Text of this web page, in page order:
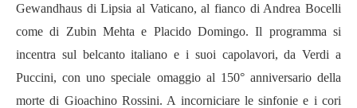
Gewandhaus di Lipsia al Vaticano, al fianco di Andrea Bocelli
come di Zubin Mehta e Placido Domingo. Il programma si
incentra sul belcanto italiano e i suoi capolavori, da Verdi a
Puccini, con uno speciale omaggio al 150° anniversario della
morte di Gioachino Rossini. A incorniciare le sinfonie e i cori